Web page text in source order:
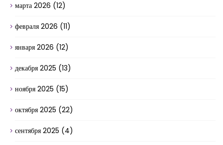
марта 2026 (12)
февраля 2026 (11)
января 2026 (12)
декабря 2025 (13)
ноября 2025 (15)
октября 2025 (22)
сентября 2025 (4)